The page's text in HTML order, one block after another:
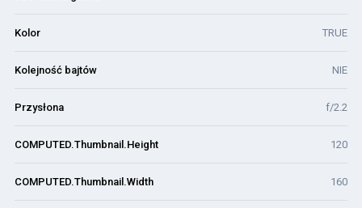
Kolor TRUE
Kolejność bajtów NIE
Przysłona f/2.2
COMPUTED.Thumbnail.Height 120
COMPUTED.Thumbnail.Width 160